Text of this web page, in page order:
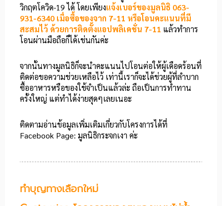
วิกฤตโควิด-19 ได้ โดยเพียงแจ้งเบอร์ของมูลนิธิ 063-
931-6340 เมื่อซื้อของจาก 7-11 หรือโอนคะแนนที่มี
สะสมไว้ ด้วยการติดตั้งแอปพลิเคชั่น 7-11 แล้วทำการ
โอนผ่านมือถือก็ได้เช่นกันค่ะ
จากนั้นทางมูลนิธิก็จะนำคะแนนไปโอนต่อให้ผู้เดือดร้อนที่
ติดต่อขอความช่วยเหลือไว้ เท่านี้เราก็จะได้ช่วยผู้ที่ลำบาก
ซื้ออาหารหรือของใช้จำเป็นแล้วล่ะ ถือเป็นการทำทาน
ครั้งใหญ่ แต่ทำได้ง่ายสุดๆเลยเนอะ
ติดตามอ่านข้อมูลเพิ่มเติมเกี่ยวกับโครงการได้ที่
Facebook Page: มูลนิธิกระจกเงา ค่ะ
ทำบุญทางเลือกใหม่